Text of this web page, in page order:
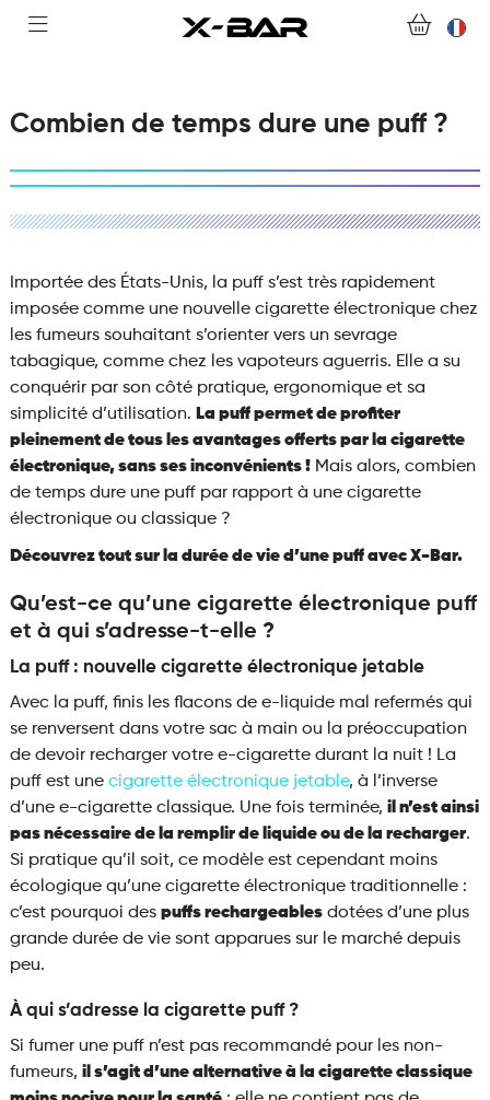
NOUS CONTACTER
FOIRE AUX QUESTIONS
DEVENIR REVENDEUR
MON COMPTE
Combien de temps dure une puff ?
Importée des États-Unis, la puff s’est très rapidement
imposée comme une nouvelle cigarette électronique chez
les fumeurs souhaitant s’orienter vers un sevrage
tabagique, comme chez les vapoteurs aguerris. Elle a su
conquérir par son côté pratique, ergonomique et sa
simplicité d’utilisation. La puff permet de profiter
pleinement de tous les avantages offerts par la cigarette
électronique, sans ses inconvénients !Mais alors, combien
de temps dure une puff par rapport à une cigarette
électronique ou classique ?
Découvrez tout sur la durée de vie d’une puff avecX-Bar.
Qu’est-ce qu’une cigarette électronique puff
et à qui s’adresse-t-elle ?
La puff : nouvelle cigarette électronique jetable
Avec la puff, finis les flacons de e-liquide mal refermés qui
se renversent dans votre sac à main ou la préoccupation
de devoir recharger votre e-cigarette durant la nuit ! La
puff est une cigarette électronique jetable, à l’inverse
d’une e-cigarette classique. Une fois terminée, il n’est ainsi
pas nécessaire de la remplir de liquide ou de la recharger.
Si pratique qu’il soit, ce modèle est cependant moins
écologique qu’une cigarette électronique traditionnelle :
c’est pourquoi des puffs rechargeablesdotées d’une plus
grande durée de vie sont apparues sur le marché depuis
peu.
À qui s’adresse la cigarette puff ?
Si fumer une puff n’est pas recommandé pour les non-
fumeurs, il s’agit d’une alternative à la cigarette classique